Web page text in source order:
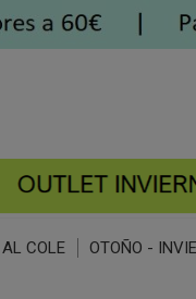
COLE OTOÑO -